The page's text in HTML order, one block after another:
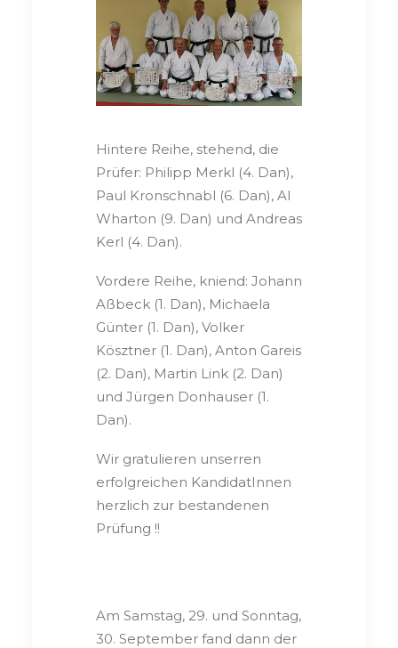
Hintere Reihe, stehend, die
Prüfer: Philipp Merkl (4. Dan),
Paul Kronschnabl (6. Dan), Al
Wharton (9. Dan) und Andreas
Kerl (4. Dan).
Vordere Reihe, kniend: Johann
Aßbeck (1. Dan), Michaela
Günter (1. Dan), Volker
Kösztner (1. Dan), Anton Gareis
(2. Dan), Martin Link (2. Dan)
und Jürgen Donhauser (1.
Dan).
Wir gratulieren unserren
erfolgreichen KandidatInnen
herzlich zur bestandenen
Prüfung !!
Am Samstag, 29. und Sonntag,
30. September fand dann der